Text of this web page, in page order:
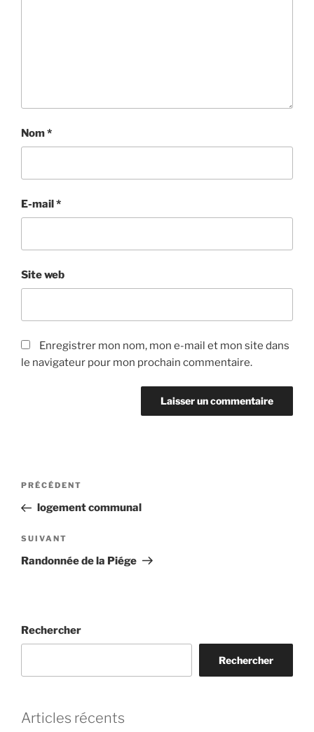
Nom*
E-mail*
Site web
Enregistrer mon nom, mon e-mail et mon site dans
le navigateur pour mon prochain commentaire.
Navigation
l’article
Article
précédent
PRÉCÉDENT
logement communal
Article
suivant
SUIVANT
Randonnée de la Piége
Rechercher
Rechercher
Articles récents